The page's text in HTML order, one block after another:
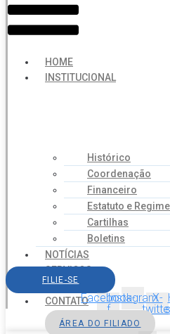
HOME
INSTITUCIONAL
Histórico
Coordenação
Financeiro
Estatuto e
Cartilhas
Boletins
NOTÍCIAS
SERVIÇOS
AGENDA
CONTATO
FILIE-SE
Facebook-
f
InstagramX-
ÁREA DO FILIADO